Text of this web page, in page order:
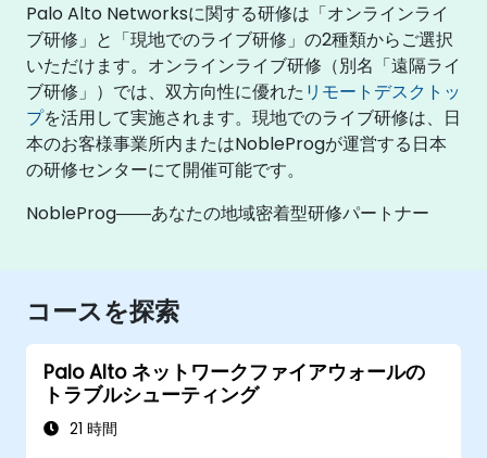
Palo Alto Networksに関する研修は「オンラインライ
ブ研修」と「現地でのライブ研修」の2種類からご選択
いただけます。オンラインライブ研修（別名「遠隔ライ
ブ研修」）では、双方向性に優れたリモートデスクトッ
プを活用して実施されます。現地でのライブ研修は、日
本のお客様事業所内またはNobleProgが運営する日本
の研修センターにて開催可能です。
NobleProg――あなたの地域密着型研修パートナー
コースを探索
Palo Alto ネットワークファイアウォールの
トラブルシューティング
21 時間